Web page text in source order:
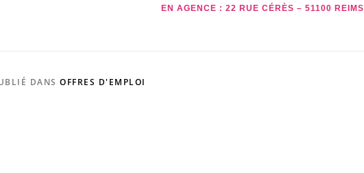
EN AGENCE : 22 RUE CÉRÈS – 51100 REIMS
DANS OFFRES D'EMPLOI